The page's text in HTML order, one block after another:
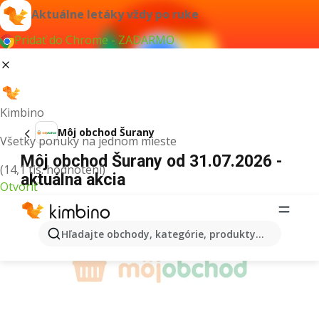
Aktuálne letáky vždy po ruke
Pridať do Chrome - ZADARMO
Kimbino
Všetky ponuky na jednom mieste
(14,1 tis. hodnotení)
Otvoriť
Hľadajte obchody, kategórie, produkty...
Môj obchod Šurany
Môj obchod Šurany od 31.07.2026 -
aktuálna akcia